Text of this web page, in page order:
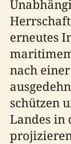
erneutes
nach
schützen
Landes in